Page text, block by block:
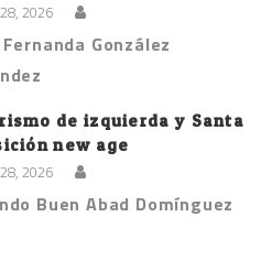
2026
González
de izquierda y Santa
new age
2026
Buen Abad Domínguez